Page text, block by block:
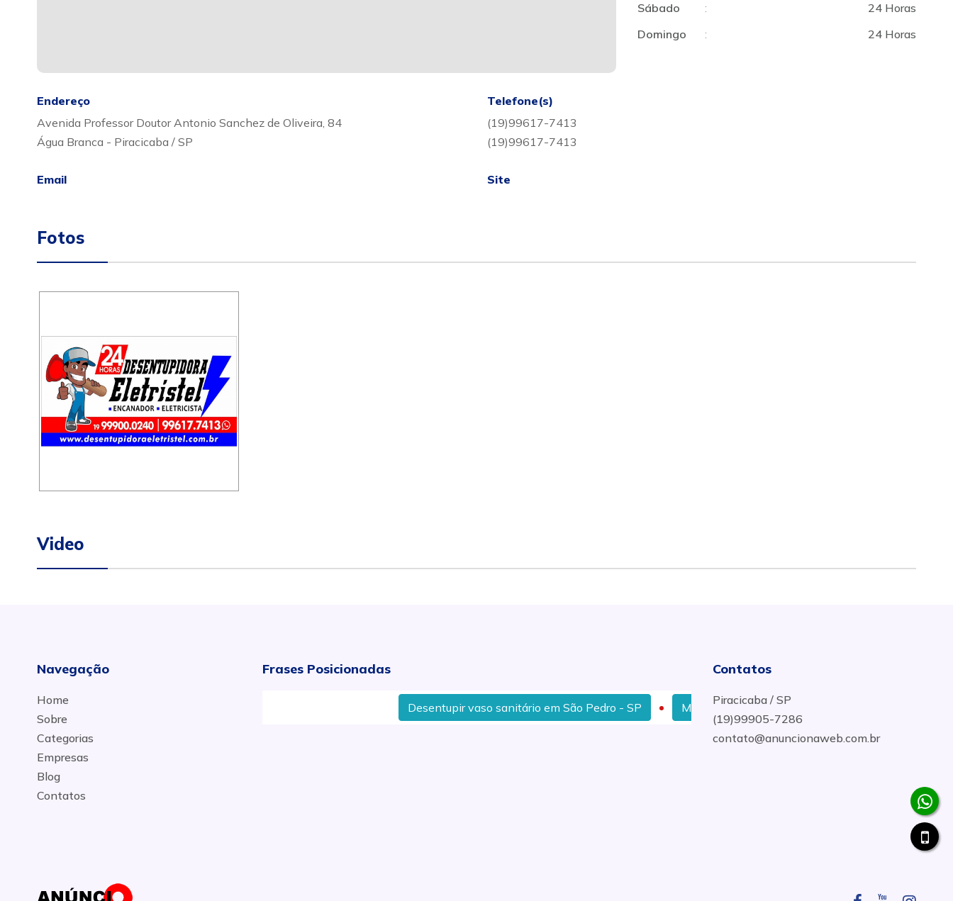
Sábado
:
24 Horas
Domingo
: 24 Horas
Endereço
Avenida Professor Doutor Antonio Sanchez de Oliveira, 84
Água Branca - Piracicaba / SP
Telefone(s)
(19)99617-7413
(19)99617-7413
Email Site
Fotos
Video
Navegação
Home
Sobre
Categorias
Empresas
Blog
Contatos
Frases Posicionadas
Desentupir vaso sanitário em São Pedro - SP Melhor Preço Eletricistas Industrial em Piracicaba
Contatos
Piracicaba / SP
(19)99905-7286
contato@anuncionaweb.com.br